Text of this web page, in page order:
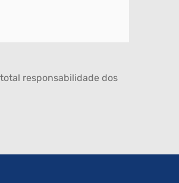
responsabilidade dos